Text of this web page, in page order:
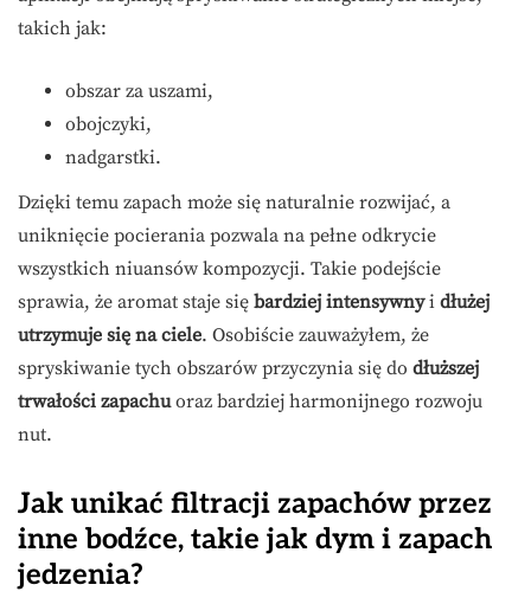
takich jak:
obszar za uszami,
obojczyki,
nadgarstki.
Dzięki temu zapach może się naturalnie rozwijać, a
uniknięcie pocierania pozwala na pełne odkrycie
wszystkich niuansów kompozycji. Takie podejście
sprawia, że aromat staje się bardziej intensywnyi dłużej
utrzymuje się na ciele. Osobiście zauważyłem, że
spryskiwanie tych obszarów przyczynia się do dłuższej
trwałości zapachuoraz bardziej harmonijnego rozwoju
nut.
Jak unikać filtracji zapachów przez
inne bodźce, takie jak dym i zapach
jedzenia?